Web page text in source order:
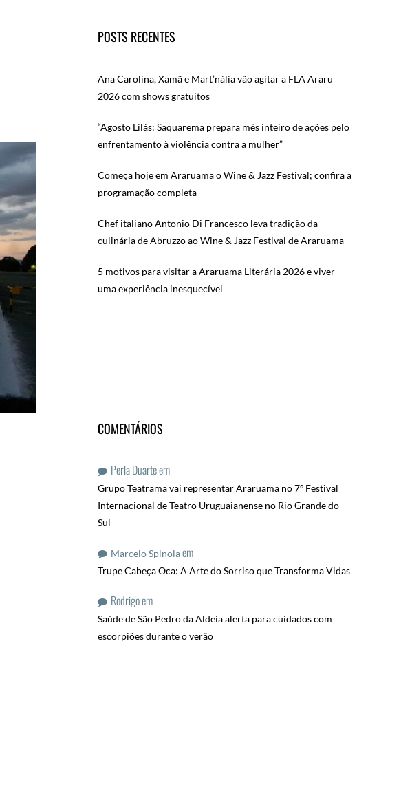
POSTS RECENTES
Ana Carolina, Xamã e Mart’nália vão agitar a FLA Araru
2026 com shows gratuitos
“Agosto Lilás: Saquarema prepara mês inteiro de ações pelo
enfrentamento à violência contra a mulher”
Começa hoje em Araruama o Wine & Jazz Festival; confira a
programação completa
Chef italiano Antonio Di Francesco leva tradição da
culinária de Abruzzo ao Wine & Jazz Festival de Araruama
5 motivos para visitar a Araruama Literária 2026 e viver
uma experiência inesquecível
COMENTÁRIOS
Perla Duarteem
Grupo Teatrama vai representar Araruama no 7º Festival
Internacional de Teatro Uruguaianense no Rio Grande do
Sul
Marcelo Spinolaem
Trupe Cabeça Oca: A Arte do Sorriso que Transforma Vidas
Rodrigoem
Saúde de São Pedro da Aldeia alerta para cuidados com
escorpiões durante o verão